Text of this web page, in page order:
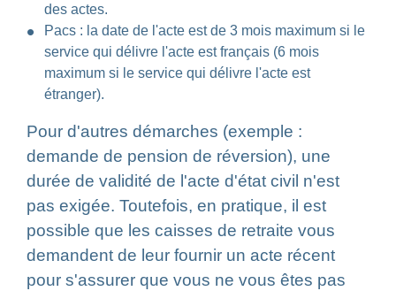
des actes.
Pacs : la date de l'acte est de 3 mois maximum si le
service qui délivre l'acte est français (6 mois
maximum si le service qui délivre l'acte est
étranger).
Pour d'autres démarches (exemple :
demande de pension de réversion), une
durée de validité de l'acte d'état civil n'est
pas exigée. Toutefois, en pratique, il est
possible que les caisses de retraite vous
demandent de leur fournir un acte récent
pour s'assurer que vous ne vous êtes pas